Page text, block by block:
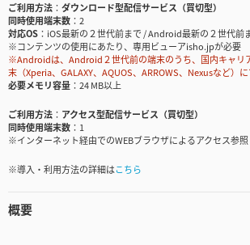
ご利用方法
ダウンロード型配信サービス（買切型）
同時使用端末数
2
対応OS
iOS最新の２世代前まで / Android最新の２世代前
※コンテンツの使用にあたり、専用ビューアisho.jpが必要
※Androidは、Android２世代前の端末のうち、国内キャリ
末（Xperia、GALAXY、AQUOS、ARROWS、Nexusなど）
必要メモリ容量
24 MB以上
ご利用方法
アクセス型配信サービス（買切型）
同時使用端末数
1
※インターネット経由でのWEBブラウザによるアクセス参照
※導入・利用方法の詳細はこちら
概要